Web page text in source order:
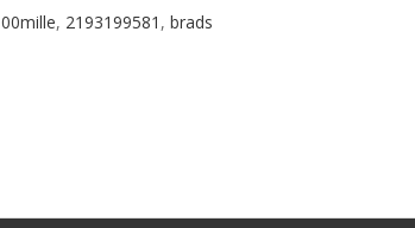
00mille, 2193199581 , brads